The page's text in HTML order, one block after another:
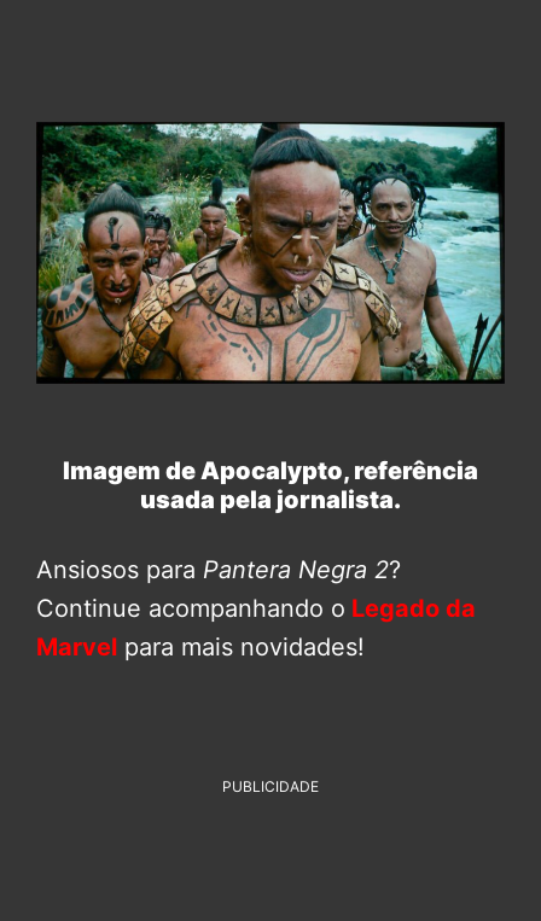
Imagem de Apocalypto, referência
usada pela jornalista.
Ansiosos para Pantera Negra 2?
Continue acompanhando o Legado da
Marvel para mais novidades!
PUBLICIDADE